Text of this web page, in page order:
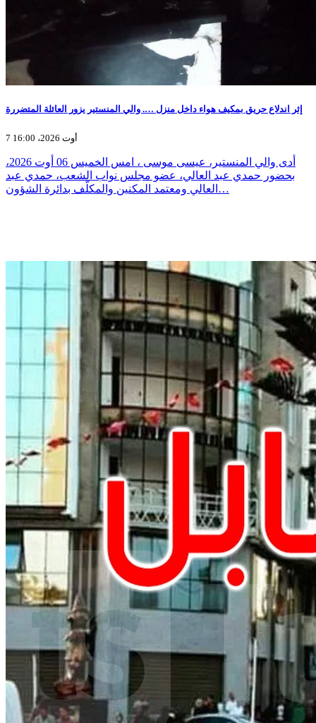
إثر اندلاع حريق بمكيف هواء داخل منزل …. والي المنستير يزور العائلة المتضررة
7 أوت 2026، 16:00
أدى والي المنستير، عيسى موسى ، امس الخميس 06 أوت 2026،
بحضور حمدي عبد العالي، عضو مجلس نواب الشعب، حمدي عبد
العالي ومعتمد المكنين والمكلّف بدائرة الشؤون…